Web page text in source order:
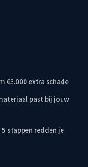
€3.000 extra schade
past bij jouw
5 stappen redden je